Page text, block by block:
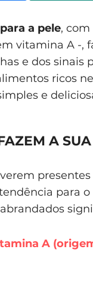
a pele,
vitamina A -
e dos sinais
ricos
e
A
para
A